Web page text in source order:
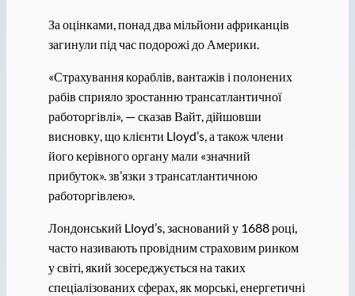
За оцінками, понад два мільйони африканців
загинули під час подорожі до Америки.
«Страхування кораблів, вантажів і полонених
рабів сприяло зростанню трансатлантичної
работоргівлі», — сказав Вайт, дійшовши
висновку, що клієнти Lloyd’s, а також члени
його керівного органу мали «значний
прибуток». зв’язки з трансатлантичною
работоргівлею».
Лондонський Lloyd’s, заснований у 1688 році,
часто називають провідним страховим ринком
у світі, який зосереджується на таких
спеціалізованих сферах, як морські, енергетичні